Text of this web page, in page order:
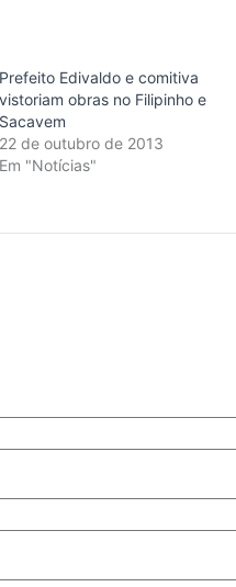
Prefeito Edivaldo e comitiva
vistoriam obras no Filipinho e
Sacavem
22 de outubro de 2013
Em "Notícias"